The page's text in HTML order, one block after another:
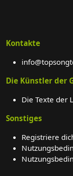
Kontakte
Die Künstler der
Die Texte der
Sonstiges
Registriere